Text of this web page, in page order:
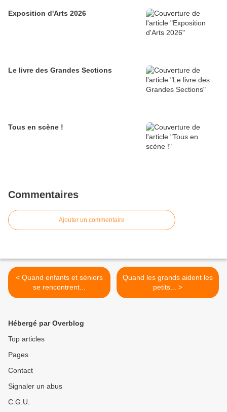
Exposition d'Arts 2026
Le livre des Grandes Sections
Tous en scène !
Commentaires
Ajouter un commentaire
< Quand enfants et séniors
se rencontrent...
Quand les grands aident les
petits... >
Hébergé par Overblog
Top articles
Pages
Contact
Signaler un abus
C.G.U.